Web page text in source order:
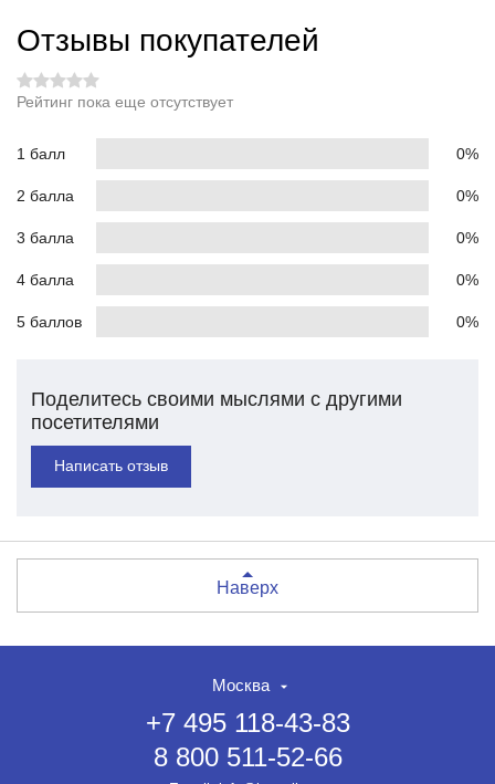
Отзывы покупателей
Рейтинг пока еще отсутствует
1 балл 0%
2 балла 0%
3 балла 0%
4 балла 0%
5 баллов 0%
Поделитесь своими мыслями с другими
посетителями
Написать отзыв
Наверх
Москва
+7 495 118-43-83
8 800 511-52-66